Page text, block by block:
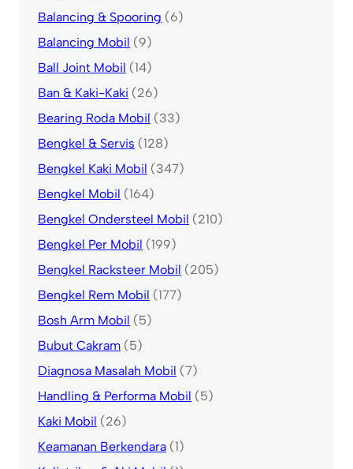
Balancing & Spooring (6)
Balancing Mobil (9)
Ball Joint Mobil (14)
Ban & Kaki-Kaki (26)
Bearing Roda Mobil (33)
Bengkel & Servis (128)
Bengkel Kaki Mobil (347)
Bengkel Mobil (164)
Bengkel Ondersteel Mobil (210)
Bengkel Per Mobil (199)
Bengkel Racksteer Mobil (205)
Bengkel Rem Mobil (177)
Bosh Arm Mobil (5)
Bubut Cakram (5)
Diagnosa Masalah Mobil (7)
Handling & Performa Mobil (5)
Kaki Mobil (26)
Keamanan Berkendara (1)